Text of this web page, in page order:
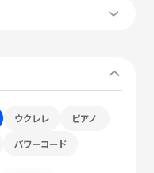
ウクレレ ピアノ
パワーコード